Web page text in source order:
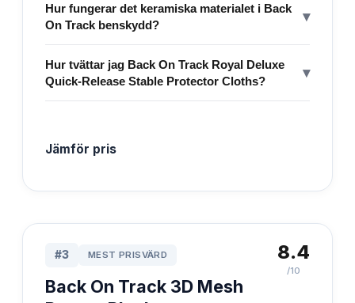
Hur fungerar det keramiska materialet i Back
On Track benskydd?
▾
Hur tvättar jag Back On Track Royal Deluxe
Quick-Release Stable Protector Cloths?
▾
Jämför pris
#3 MEST PRISVÄRD
Back On Track 3D Mesh
8.4
/10